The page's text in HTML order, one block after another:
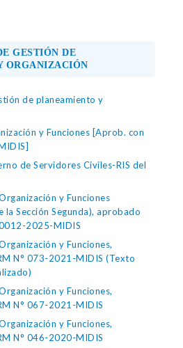
GESTIÓN DE
ORGANIZACIÓN
de planeamiento y
y Funciones [Aprob. con
de Servidores Civiles-RIS del
y Funciones
la Sección Segunda), aprobado
2025-MIDIS
y Funciones,
N° 073-2021-MIDIS (Texto
y Funciones,
N° 067-2021-MIDIS
y Funciones,
N° 046-2020-MIDIS